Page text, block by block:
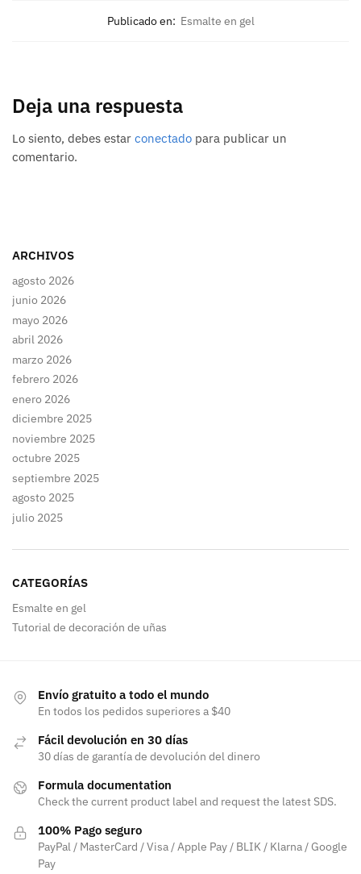
Publicado en: Esmalte en gel
Deja una respuesta
Lo siento, debes estar conectado para publicar un
comentario.
ARCHIVOS
agosto 2026
junio 2026
mayo 2026
abril 2026
marzo 2026
febrero 2026
enero 2026
diciembre 2025
noviembre 2025
octubre 2025
septiembre 2025
agosto 2025
julio 2025
CATEGORÍAS
Esmalte en gel
Tutorial de decoración de uñas
Envío gratuito a todo el mundo
En todos los pedidos superiores a $40
Fácil devolución en 30 días
30 días de garantía de devolución del dinero
Formula documentation
Check the current product label and request the latest SDS.
100% Pago seguro
PayPal / MasterCard / Visa / Apple Pay / BLIK / Klarna / Google
Pay